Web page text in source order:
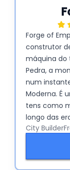
Forge of
construtor
máquina do
Pedra, a
num
Moderna. É
tens como
longo das
tabuleiro
coisas,
repete,
City Builder